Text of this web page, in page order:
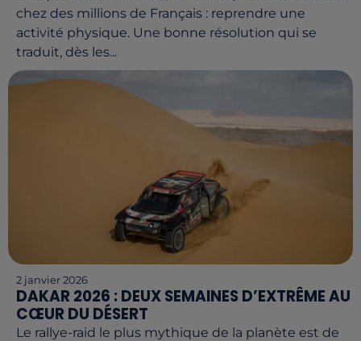
chez des millions de Français : reprendre une
activité physique. Une bonne résolution qui se
traduit, dès les...
2 janvier 2026
DAKAR 2026 : DEUX SEMAINES D’EXTRÊME AU
CŒUR DU DÉSERT
Le rallye-raid le plus mythique de la planète est de